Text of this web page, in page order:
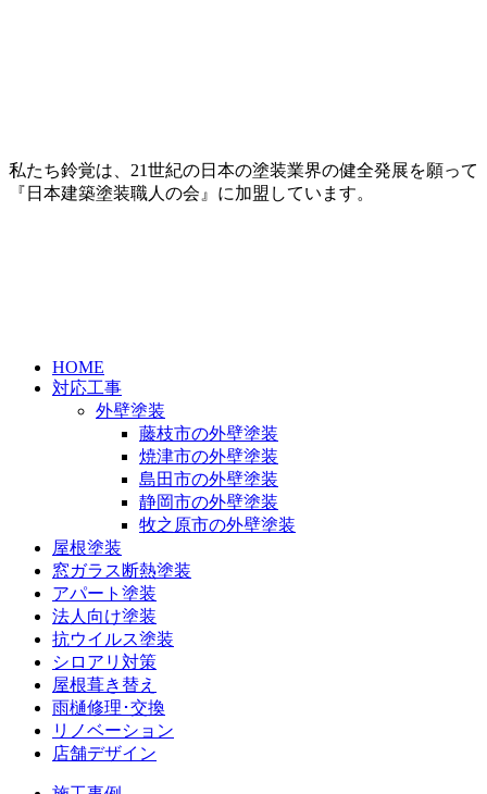
私たち鈴覚は、21世紀の日本の塗装業界の健全発展を願って
『日本建築塗装職人の会』に加盟しています。
HOME
対応工事
外壁塗装
藤枝市の外壁塗装
焼津市の外壁塗装
島田市の外壁塗装
静岡市の外壁塗装
牧之原市の外壁塗装
屋根塗装
窓ガラス断熱塗装
アパート塗装
法人向け塗装
抗ウイルス塗装
シロアリ対策
屋根葺き替え
雨樋修理･交換
リノベーション
店舗デザイン